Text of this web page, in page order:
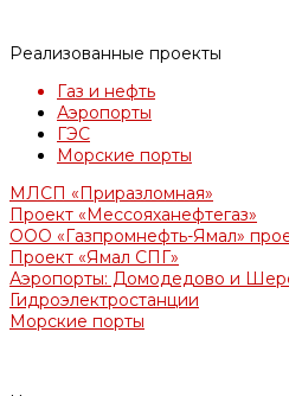
Реализованные проекты
Газ и нефть
Аэропорты
ГЭС
Морские порты
МЛСП «Приразломная»
Проект «Мессояханефтегаз»
ООО «Газпромнефть-Ямал»
Проект «Ямал СПГ»
Аэропорты: Домодедово и
Гидроэлектростанции
Морские порты